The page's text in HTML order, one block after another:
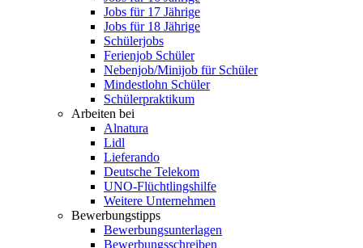
Jobs für 17 Jährige
Jobs für 18 Jährige
Schülerjobs
Ferienjob Schüler
Nebenjob/Minijob für Schüler
Mindestlohn Schüler
Schülerpraktikum
Arbeiten bei
Alnatura
Lidl
Lieferando
Deutsche Telekom
UNO-Flüchtlingshilfe
Weitere Unternehmen
Bewerbungstipps
Bewerbungsunterlagen
Bewerbungsschreiben